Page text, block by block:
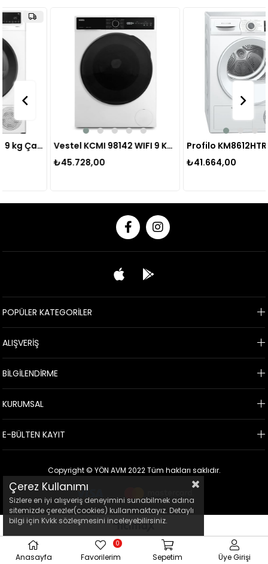
Profilo KM09611JTR 9 kg Çamaşır Kurutma Makinesi
Vestel KCMI 98142 WIFI 9 Kg 1400 Devir Kurutmalı Çamaşır Makinesi
₺45.728,00
Profilo KM8612HTR Isı Pompalı Kurutma Makinesi 8 kg
₺41.664,00
POPÜLER KATEGORİLER
ALIŞVERİŞ
BİLGİLENDİRME
KURUMSAL
E-BÜLTEN KAYIT
Copyright © YÖN AVM 2022 Tüm hakları saklıdır.
Çerez Kullanımı
Sizlere en iyi alışveriş deneyimini sunabilmek adına
sitemizde çerezler(cookies) kullanmaktayız. Detaylı
bilgi için Kvkk sözleşmesini inceleyebilirsiniz.
Anasayfa Favorilerim
0
Sepetim Üye Girişi